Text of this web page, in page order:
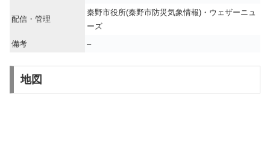
配信・管理
秦野市役所(秦野市防災気象情報)・ウェザーニュ
ーズ
備考
–
地図